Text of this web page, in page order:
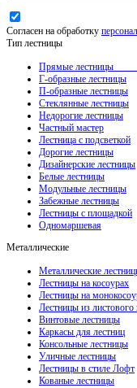
Согласен на обработку
Тип лестницы
Прямые лестницы
Г-образные лестницы
П-образные лестницы
Стеклянные лестницы
Недорогие лестницы
Частный мастер
Лестница с подсветкой
Дорогие лестницы
Дизайнерские лестницы
Белые лестницы
Модульные лестницы
Забежные лестницы
Лестницы с площадкой
Одномаршевая
Металлические
Металлические
Лестницы на косоурах
Лестницы на
Лестницы из листового
Винтовые лестницы
Каркасы для лестниц
Консольные лестницы
Уличные лестницы
Лестницы в стиле Лофт
Кованые лестницы